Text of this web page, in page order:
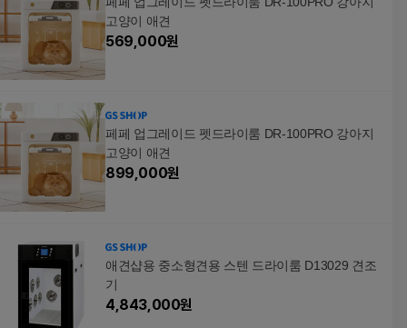
고양이 애견
569,000원
페페 업그레이드 펫드라이룸 DR-100PRO 강아지
고양이 애견
899,000원
애견샵용 중소형견용 스텐 드라이룸 D13029 견조
기
4,843,000원